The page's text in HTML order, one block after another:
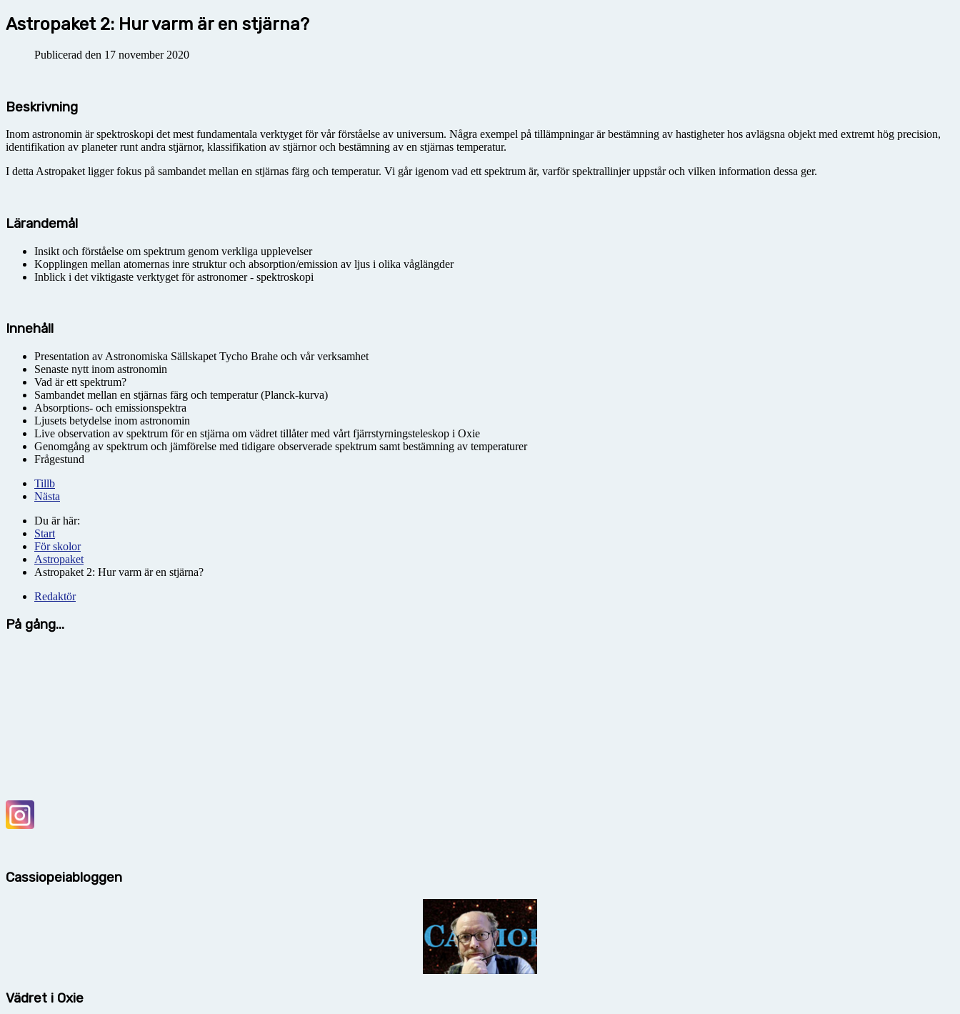
Astropaket 2: Hur varm är en stjärna?
Publicerad den 17 november 2020
Beskrivning
Inom astronomin är spektroskopi det mest fundamentala verktyget för vår förståelse av universum. Några exempel på tillämpningar är bestämning av hastigheter hos avlägsna objekt med extremt hög precision,
identifikation av planeter runt andra stjärnor, klassifikation av stjärnor och bestämning av en stjärnas temperatur.
I detta Astropaket ligger fokus på sambandet mellan en stjärnas färg och temperatur. Vi går igenom vad ett spektrum är, varför spektrallinjer uppstår och vilken information dessa ger.
Lärandemål
Insikt och förståelse om spektrum genom verkliga upplevelser
Kopplingen mellan atomernas inre struktur och absorption/emission av ljus i olika våglängder
Inblick i det viktigaste verktyget för astronomer - spektroskopi
Innehåll
Presentation av Astronomiska Sällskapet Tycho Brahe och vår verksamhet
Senaste nytt inom astronomin
Vad är ett spektrum?
Sambandet mellan en stjärnas färg och temperatur (Planck-kurva)
Absorptions- och emissionspektra
Ljusets betydelse inom astronomin
Live observation av spektrum för en stjärna om vädret tillåter med vårt fjärrstyrningsteleskop i Oxie
Genomgång av spektrum och jämförelse med tidigare observerade spektrum samt bestämning av temperaturer
Frågestund
Tillb
Nästa
Du är här:
Start
För skolor
Astropaket
Astropaket 2: Hur varm är en stjärna?
Redaktör
På gång...
Cassiopeiabloggen
Vädret i Oxie